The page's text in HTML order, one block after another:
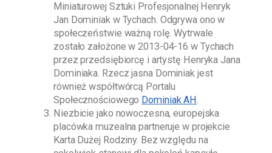
Miniaturowej Sztuki Profesjonalnej Henryk
Jan Dominiak w Tychach. Odgrywa ono w
społeczeństwie ważną rolę. Wytrwale
zostało założone w2013-04-16 w Tychach
przez przedsiębiorcę i artystę Henryka Jana
Dominiaka. Rzecz jasna Dominiakjest
również współtwórcą Portalu
Społecznościowego Dominiak AH.
Niezbicie jako nowoczesna, europejska
placówka muzealna partneruje w projekcie
Karta Dużej Rodziny. Bez względu na